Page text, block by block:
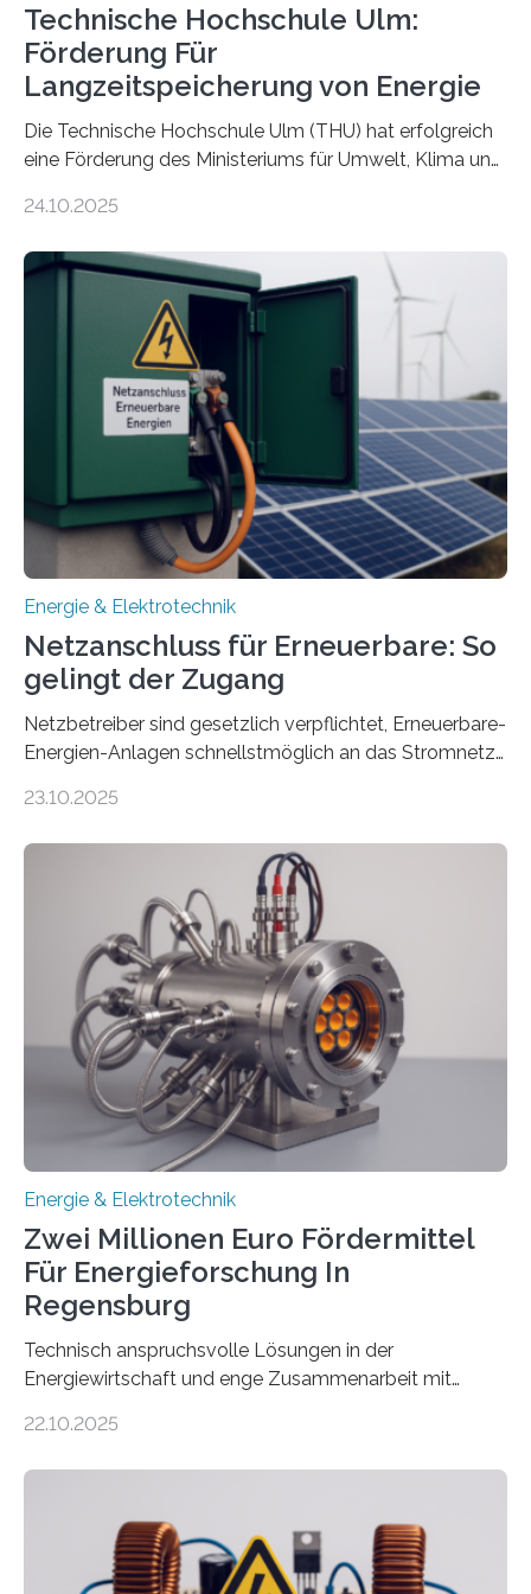
Technische Hochschule Ulm:
Förderung Für
Langzeitspeicherung von Energie
Die Technische Hochschule Ulm (THU) hat erfolgreich
eine Förderung des Ministeriums für Umwelt, Klima und
Forschungsprojekt „LAGER – Langzeitspeicherung in
Quartieren“ eingeworben. Ziel des Projekts ist die
Entwicklung, Erprobung und Demonstration von
Konzepten zur langfristigen Energiespeicherung in
sektorübergreifend vernetzten Energiesystemen. Das
Projekt startete am 15. Oktober 2025, hat eine Laufzeit
von drei Jahren und ein Gesamtvolumen von rund 2,9
Millionen Euro, wovon 2,6 Millionen Euro durch das
Ministerium für Umwelt, Klima und…
24.10.2025
Energie & Elektrotechnik
Netzanschluss für Erneuerbare: So
gelingt der Zugang
Netzbetreiber sind gesetzlich verpflichtet, Erneuerbare-
Energien-Anlagen schnellstmöglich an das Stromnetz
ermöglichen. Doch der dafür nötige Netzausbau hinkt
einem „Anschlussstau“. Die Stiftung
Umweltenergierecht hat den Rechtsrahmen in einem
neuen Bericht für die Praxis eingeordnet – inklusive der
Rolle von flexiblen Netzanschlussvereinbarungen. Der
Netzanschluss von Erneuerbare-Energien-Anlagen
(EE-Anlagen) ist entscheidend für die Energiewende.
Denn ohne Anschluss an das Netz kann kein Strom
eingespeist werden. Nach dem Erneuerbare-Energien-
Gesetz (EEG) sind Netzbetreiber…
23.10.2025
Energie & Elektrotechnik
Zwei Millionen Euro Fördermittel
Für Energieforschung In
Regensburg
Technisch anspruchsvolle Lösungen in der
Energiewirtschaft und enge Zusammenarbeit mit
neuen EU-geförderten Transfer-Projekte zu
Energietechnologien werden vom Europäischen
Sozialfonds Plus (ESF+) gefördert – mit einer
Gesamtsumme von mehr als zwei Millionen Euro.
22.10.2025